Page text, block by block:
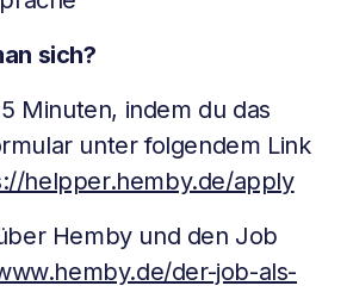
sich?
Minuten, indem du das
unter folgendem Link
helpper.hemby.de/apply
Hemby und den Job
der-job-als-